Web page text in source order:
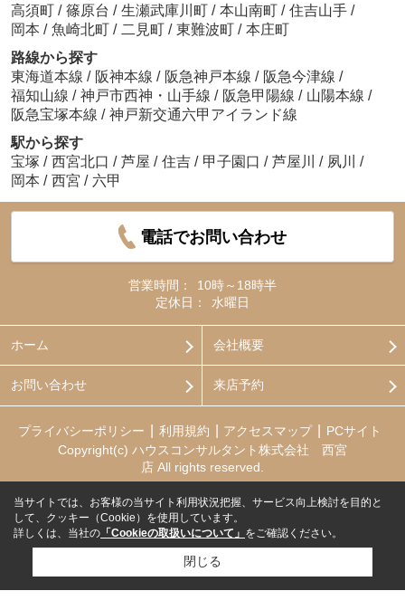
高須町 / 篠原台 / 生瀬武庫川町 / 本山南町 / 住吉山手 /
岡本 / 魚崎北町 / 二見町 / 東難波町 / 本庄町
路線から探す
東海道本線 / 阪神本線 / 阪急神戸本線 / 阪急今津線 /
福知山線 / 神戸市西神・山手線 / 阪急甲陽線 / 山陽本線 /
阪急宝塚本線 / 神戸新交通六甲アイランド線
駅から探す
宝塚 / 西宮北口 / 芦屋 / 住吉 / 甲子園口 / 芦屋川 / 夙川
/
岡本 / 西宮 / 六甲
電話でお問い合わせ
営業時間：
10時～18時半
定休日：
水曜日
ホーム 会社概要
お問い合わせ 来店予約
プライバシーポリシー 利用規約 アクセスマップ
PCサイト
Copyright(c) ハウスコンサルタント株式会社 西宮
店 All rights reserved.
当サイトでは、お客様の当サイト利用状況把握、サービス向上検討を目的と
して、クッキー（Cookie）を使用しています。
詳しくは、当社の 「Cookieの取扱いについて」 をご確認ください。
閉じる